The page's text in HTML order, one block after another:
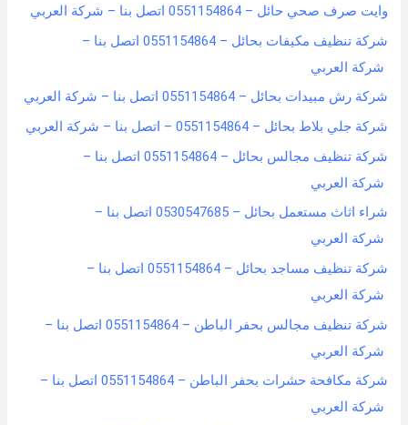
وايت صرف صحي حائل – 0551154864 اتصل بنا – شركة العربي
شركة تنظيف مكيفات بحائل – 0551154864 اتصل بنا –
شركة العربي
شركة رش مبيدات بحائل – 0551154864 اتصل بنا – شركة العربي
شركة جلي بلاط بحائل – 0551154864 – اتصل بنا – شركة العربي
شركة تنظيف مجالس بحائل – 0551154864 اتصل بنا –
شركة العربي
شراء اثاث مستعمل بحائل – 0530547685 اتصل بنا –
شركة العربي
شركة تنظيف مساجد بحائل – 0551154864 اتصل بنا –
شركة العربي
شركة تنظيف مجالس بحفر الباطن – 0551154864 اتصل بنا –
شركة العربي
شركة مكافحة حشرات بحفر الباطن – 0551154864 اتصل بنا –
شركة العربي